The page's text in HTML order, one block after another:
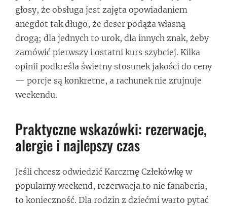
głosy, że obsługa jest zajęta opowiadaniem
anegdot tak długo, że deser podąża własną
drogą; dla jednych to urok, dla innych znak, żeby
zamówić pierwszy i ostatni kurs szybciej. Kilka
opinii podkreśla świetny stosunek jakości do ceny
— porcje są konkretne, a rachunek nie zrujnuje
weekendu.
Praktyczne wskazówki: rezerwacje,
alergie i najlepszy czas
Jeśli chcesz odwiedzić Karczmę Człekówkę w
popularny weekend, rezerwacja to nie fanaberia,
to konieczność. Dla rodzin z dziećmi warto pytać